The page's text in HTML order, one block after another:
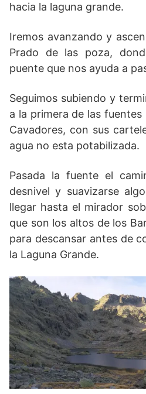
hacia la laguna grande.
Iremos avanzando y
Prado de las poza,
puente que nos ayuda a
Seguimos subiendo y
a la primera de las
Cavadores, con sus
agua no esta potabilizada.
Pasada la fuente el
desnivel y suavizarse
llegar hasta el mirador
que son los altos de los
para descansar antes de
la Laguna Grande.